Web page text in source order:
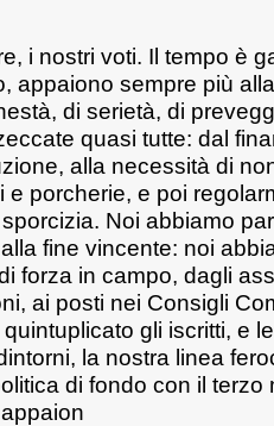
i nostri voti. Il tempo è
appaiono sempre più
di serietà, di
quasi tutte: dal
alla necessità di
e porcherie, e poi
Noi abbiamo
fine vincente: noi
forza in campo, dagli
ai posti nei Consigli
gli iscritti, e
la nostra linea
di fondo con il terzo